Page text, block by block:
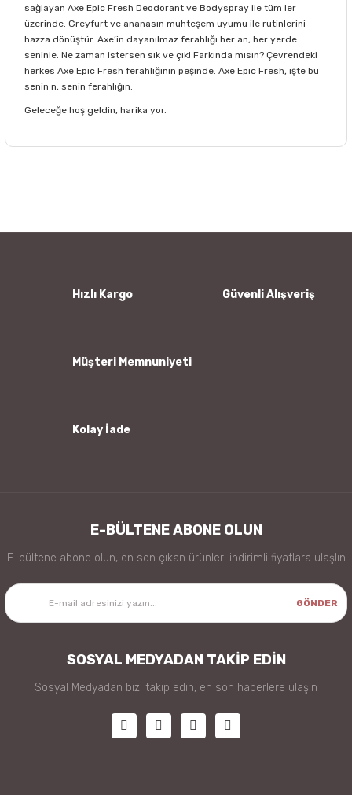
sağlayan Axe Epic Fresh Deodorant ve Bodyspray ile tüm ler
üzerinde. Greyfurt ve ananasın muhteşem uyumu ile rutinlerini
hazza dönüştür. Axe’in dayanılmaz ferahlığı her an, her yerde
seninle. Ne zaman istersen sık ve çık! Farkında mısın? Çevrendeki
herkes Axe Epic Fresh ferahlığının peşinde. Axe Epic Fresh, işte bu
senin n, senin ferahlığın.
Geleceğe hoş geldin, harika yor.
Ürün bilgilerinde hatalar bulunuyor.
Hızlı Kargo Güvenli Alışveriş
Müşteri Memnuniyeti
Kolay İade
E-BÜLTENE ABONE OLUN
E-bültene abone olun, en son çıkan ürünleri indirimli fiyatlara ulaşlın
GÖNDER
SOSYAL MEDYADAN TAKİP EDİN
Sosyal Medyadan bizi takip edin, en son haberlere ulaşın